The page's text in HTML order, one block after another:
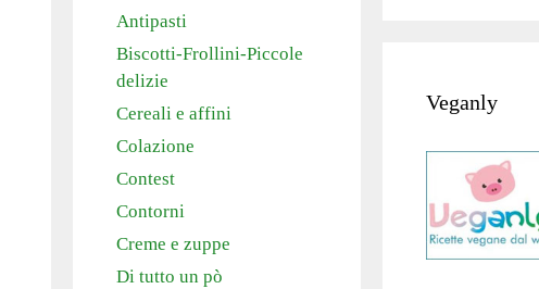
Antipasti
Biscotti-Frollini-Piccole
delizie
Cereali e affini
Colazione
Contest
Contorni
Creme e zuppe
Di tutto un pò
Veganly